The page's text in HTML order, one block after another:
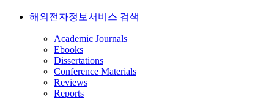
해외전자정보서비스 검색
Academic Journals
Ebooks
Dissertations
Conference Materials
Reviews
Reports